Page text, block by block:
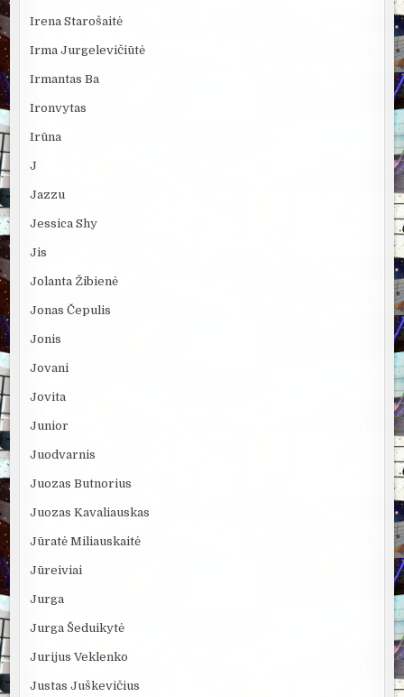
Irena Starošaitė
Irma Jurgelevičiūtė
Irmantas Ba
Ironvytas
Irūna
J
Jazzu
Jessica Shy
Jis
Jolanta Žibienė
Jonas Čepulis
Jonis
Jovani
Jovita
Junior
Juodvarnis
Juozas Butnorius
Juozas Kavaliauskas
Jūratė Miliauskaitė
Jūreiviai
Jurga
Jurga Šeduikytė
Jurijus Veklenko
Justas Juškevičius